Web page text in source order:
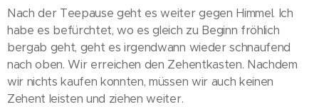
Nach der Teepause geht es weiter gegen Himmel. Ich
habe es befürchtet, wo es gleich zu Beginn fröhlich
bergab geht, geht es irgendwann wieder schnaufend
nach oben. Wir erreichen den Zehentkasten. Nachdem
wir nichts kaufen konnten, müssen wir auch keinen
Zehent leisten und ziehen weiter.